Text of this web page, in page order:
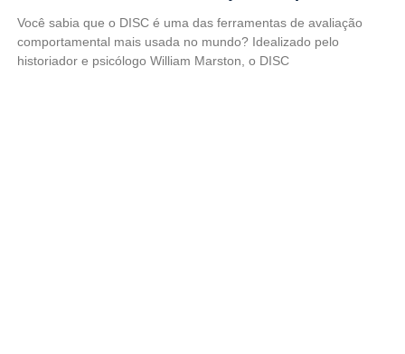
Você sabia que o DISC é uma das ferramentas de avaliação
comportamental mais usada no mundo? Idealizado pelo
historiador e psicólogo William Marston, o DISC